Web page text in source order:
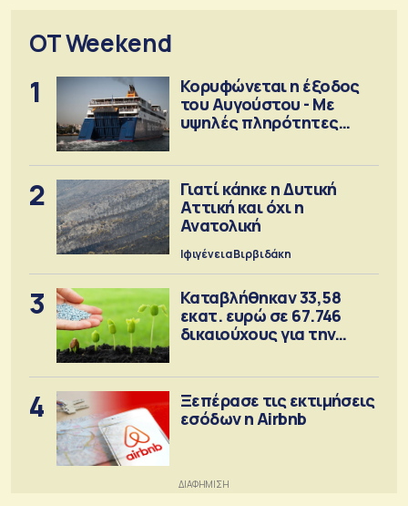
OT Weekend
1
Κορυφώνεται η έξοδος
του Αυγούστου - Με
υψηλές πληρότητες
2
Γιατί κάηκε η Δυτική
Αττική και όχι η
Ανατολική
Ιφιγένεια Βιρβιδάκη
3
Καταβλήθηκαν 33,58
εκατ. ευρώ σε 67.746
δικαιούχους για την
4
Ξεπέρασε τις εκτιμήσεις
εσόδων η Airbnb